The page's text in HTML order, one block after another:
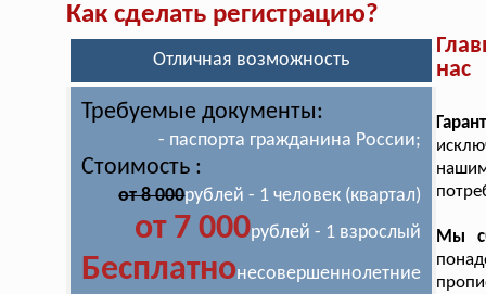
Как сделать регистрацию?
Отличная возможность
Требуемые документы:
- паспорта гражданина России;
Стоимость :
от 8 000рублей - 1 человек (квартал)
от 7 000рублей - 1 взрослый
Бесплатнонесовершеннолетние
нас
Мы